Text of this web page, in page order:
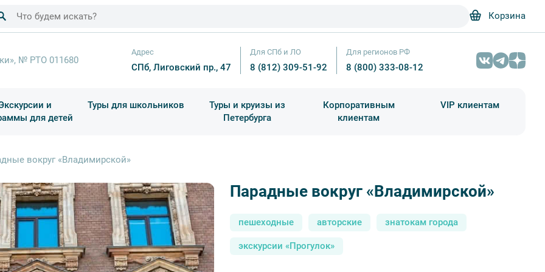
Корзина
№ РТО 011680
Адрес
СПб, Лиговский пр., 47
Для СПб и ЛО
8 (812) 309-51-92
Для регионов РФ
8 (800) 333-08-12
и
для детей
Туры для школьников
Туры и круизы из
Петербурга
Корпоративным
клиентам
VIP клиентам
вокруг «Владимирской»
Парадные вокруг «Владимирской»
пешеходные авторские знатокам города
экскурсии «Прогулок»